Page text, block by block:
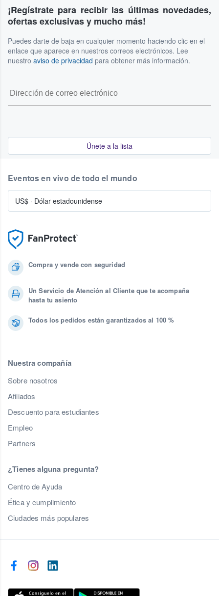
¡Regístrate para recibir las últimas novedades,
ofertas exclusivas y mucho más!
Puedes darte de baja en cualquier momento haciendo clic en el
enlace que aparece en nuestros correos electrónicos. Lee
nuestro aviso de privacidad para obtener más información.
Únete a la lista
Compra y vende con seguridad
Un Servicio de Atención al Cliente que te acompaña
hasta tu asiento
Todos los pedidos están garantizados al 100 %
Nuestra compañía
Sobre nosotros
Afiliados
Descuento para estudiantes
Empleo
Partners
¿Tienes alguna pregunta?
Centro de Ayuda
Ética y cumplimiento
Ciudades más populares
Eventos en vivo de todo el mundo
US$ · Dólar estadounidense